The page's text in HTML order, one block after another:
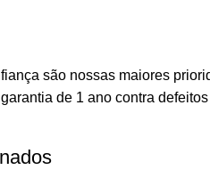
são nossas maiores
de 1 ano contra